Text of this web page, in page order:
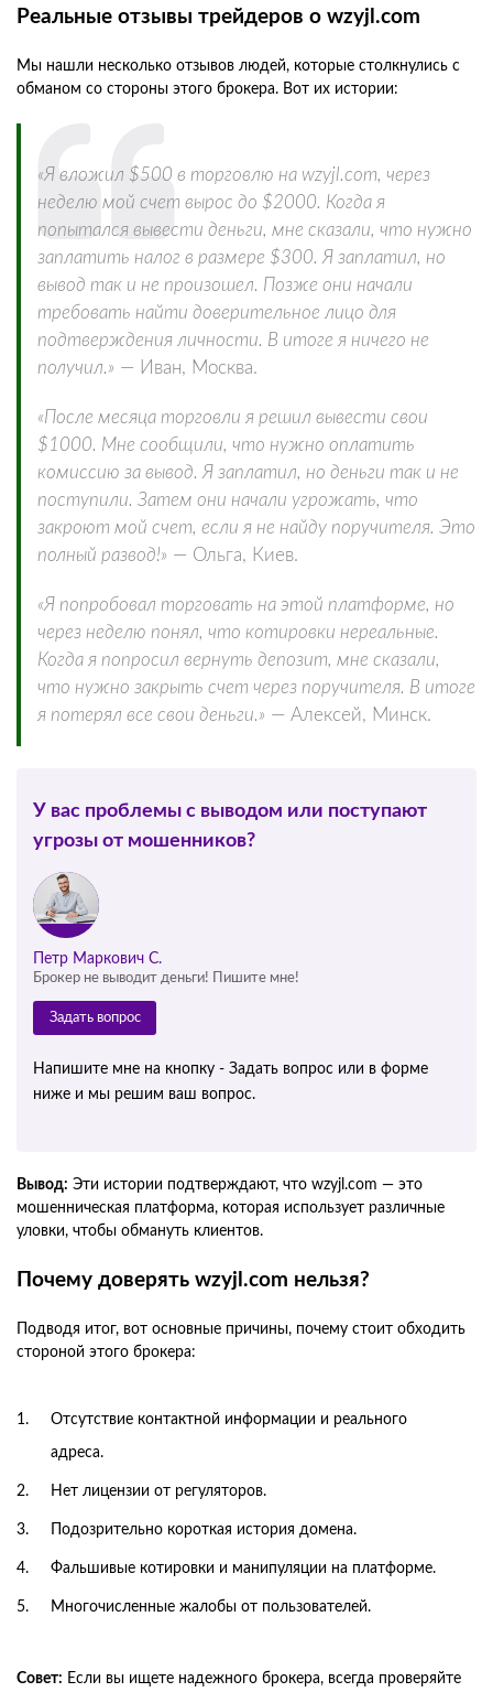
Реальные отзывы трейдеров о wzyjl.com
Мы нашли несколько отзывов людей, которые столкнулись с
обманом со стороны этого брокера. Вот их истории:
«Я вложил $500 в торговлю на wzyjl.com, через
неделю мой счет вырос до $2000. Когда я
попытался вывести деньги, мне сказали, что нужно
заплатить налог в размере $300. Я заплатил, но
вывод так и не произошел. Позже они начали
требовать найти доверительное лицо для
подтверждения личности. В итоге я ничего не
получил.» — Иван, Москва.
«После месяца торговли я решил вывести свои
$1000. Мне сообщили, что нужно оплатить
комиссию за вывод. Я заплатил, но деньги так и не
поступили. Затем они начали угрожать, что
закроют мой счет, если я не найду поручителя. Это
полный развод!» — Ольга, Киев.
«Я попробовал торговать на этой платформе, но
через неделю понял, что котировки нереальные.
Когда я попросил вернуть депозит, мне сказали,
что нужно закрыть счет через поручителя. В итоге
я потерял все свои деньги.» — Алексей, Минск.
У вас проблемы с выводом или поступают
угрозы от мошенников?
Петр Маркович С.
Брокер не выводит деньги! Пишите мне!
Задать вопрос
Напишите мне на кнопку - Задать вопрос или в форме
ниже и мы решим ваш вопрос.
Вывод: Эти истории подтверждают, что wzyjl.com — это
мошенническая платформа, которая использует различные
уловки, чтобы обмануть клиентов.
Почему доверять wzyjl.com нельзя?
Подводя итог, вот основные причины, почему стоит обходить
стороной этого брокера:
Отсутствие контактной информации и реального
адреса.
Нет лицензии от регуляторов.
Подозрительно короткая история домена.
Фальшивые котировки и манипуляции на платформе.
Многочисленные жалобы от пользователей.
Совет: Если вы ищете надежного брокера, всегда проверяйте